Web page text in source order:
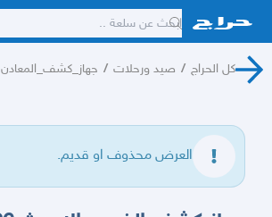
كل الحراج / صيد ورحلات / جهاز_كشف_المعادن
العرض محذوف او قديم.